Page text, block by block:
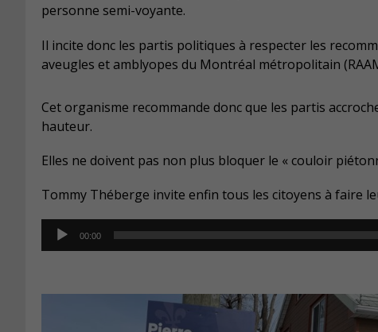
personne semi-voyante.
Il incite donc les partis politiques à respecter les
aveugles et amblyopes du Montréal métropolitain
Cet organisme recommande donc que les partis
hauteur.
Elles ne doivent pas non plus bloquer le « couloir
Tommy Théberge invite enfin tous les citoyens à faire
Audio
Player
00:00